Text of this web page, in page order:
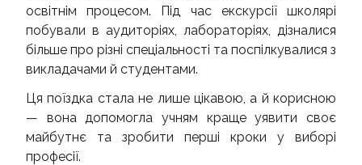
освітнім процесом. Під час екскурсії школярі
побували в аудиторіях, лабораторіях, дізналися
більше про різні спеціальності та поспілкувалися з
викладачами й студентами.
Ця поїздка стала не лише цікавою, а й корисною
— вона допомогла учням краще уявити своє
майбутнє та зробити перші кроки у виборі
професії.